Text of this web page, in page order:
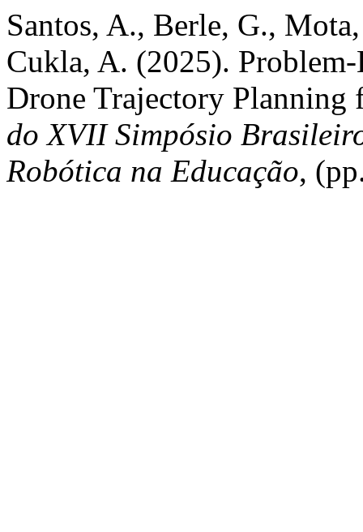
Santos, A., Berle, G.,
Cukla, A. (2025).
Drone Trajectory
do XVII Simpósio
Robótica na Educação,